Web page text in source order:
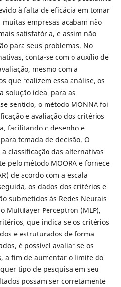
à falta de eficácia em tomar
muitas empresas acabam não
satisfatória, e assim não
para seus problemas. No
conta-se com o auxílio de
mesmo com a
que realizem essa análise, os
solução ideal para as
sentido, o método MONNA foi
e avaliação dos critérios
facilitando o desenho e
tomada de decisão. O
classificação das alternativas
pelo método MOORA e fornece
de acordo com a escala
os dados dos critérios e
submetidos às Redes Neurais
Multilayer Perceptron (MLP),
que indica se os critérios
e estruturados de forma
é possível avaliar se os
a fim de aumentar o limite do
tipo de pesquisa em seu
possam ser corretamente